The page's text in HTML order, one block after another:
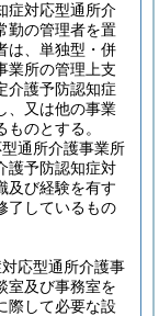
症対応型通所介
勤の管理者を置
は、単独型・併
業所の管理上支
介護予防認知症
、又は他の事業
のとする。
通所介護事業所
護予防認知症対
及び経験を有す
了しているもの
応型通所介護事
室及び事務室を
際して必要な設